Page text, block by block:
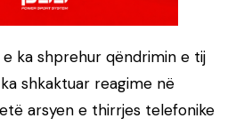
ka shprehur qëndrimin e tij
shkaktuar reagime në
arsyen e thirrjes telefonike